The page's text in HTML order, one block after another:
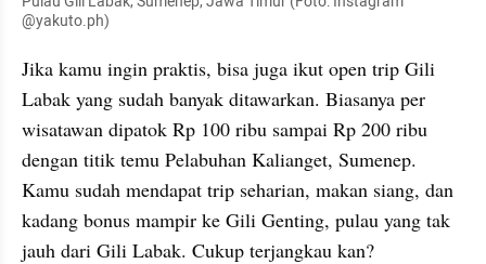
@yakuto.ph)
Jika kamu ingin praktis, bisa juga ikut open trip Gili
Labak yang sudah banyak ditawarkan. Biasanya per
wisatawan dipatok Rp 100 ribu sampai Rp 200 ribu
dengan titik temu Pelabuhan Kalianget, Sumenep.
Kamu sudah mendapat trip seharian, makan siang, dan
kadang bonus mampir ke Gili Genting, pulau yang tak
jauh dari Gili Labak. Cukup terjangkau kan?